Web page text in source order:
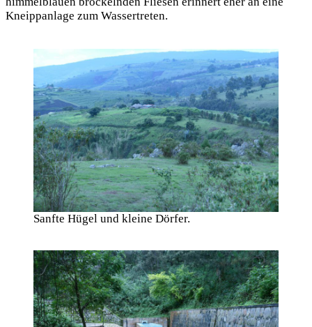
Kneippanlage zum Wassertreten.
Sanfte Hügel und kleine Dörfer.